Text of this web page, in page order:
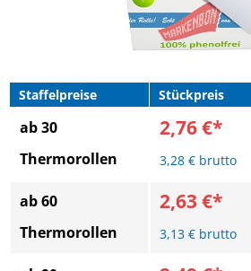
Staffelpreise Stückpreis
ab 30
Thermorollen
2,76 €*
3,28 € brutto
ab 60
Thermorollen
2,63 €*
3,13 € brutto